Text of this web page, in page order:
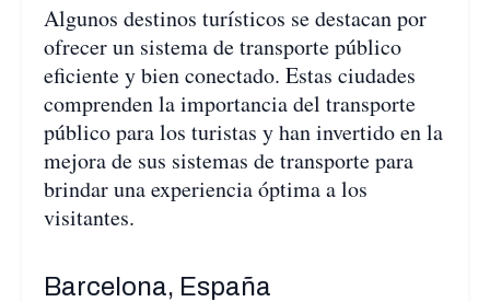
Algunos destinos turísticos se destacan por
ofrecer un sistema de transporte público
eficiente y bien conectado. Estas ciudades
comprenden la importancia del transporte
público para los turistas y han invertido en la
mejora de sus sistemas de transporte para
brindar una experiencia óptima a los
visitantes.
Barcelona, España